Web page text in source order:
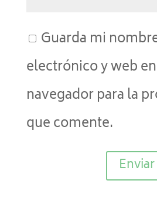
Guarda mi
electrónico y web
navegador para la
que comente.